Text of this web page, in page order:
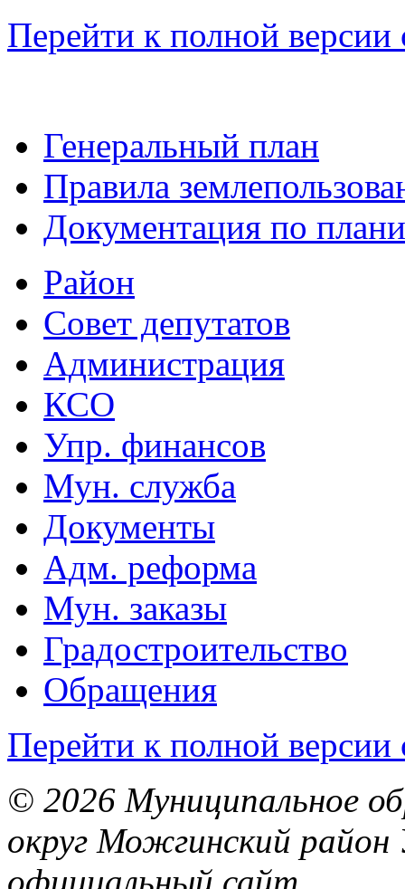
Перейти к полной версии
Генеральный план
Правила
Документация по
Район
Совет депутатов
Администрация
КСО
Упр. финансов
Мун. служба
Документы
Адм. реформа
Мун. заказы
Градостроительство
Обращения
Перейти к полной версии
© 2026 Муниципальное
округ Можгинский район
официальный сайт